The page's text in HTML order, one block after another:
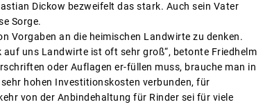
Dickow bezweifelt das stark. Auch sein Vater
Sorge.
Vorgaben an die heimischen Landwirte zu denken.
uns Landwirte ist oft sehr groß“, betonte Friedhelm
oder Auflagen er-füllen muss, brauche man in
hohen Investitionskosten verbunden, für
von der Anbindehaltung für Rinder sei für viele